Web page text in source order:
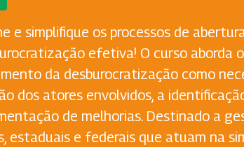
e simplifique os processos de
efetiva! O curso aborda o
da desburocratização como
dos atores envolvidos, a
de melhorias. Destinado a
estaduais e federais que atuam na